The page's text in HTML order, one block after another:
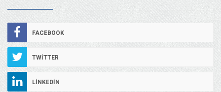
FACEBOOK
TWITTER
LINKEDIN